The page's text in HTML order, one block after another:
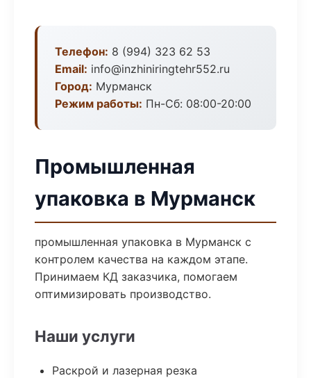
Телефон: 8 (994) 323 62 53
Email: info@inzhiniringtehr552.ru
Город: Мурманск
Режим работы: Пн-Сб: 08:00-20:00
Промышленная
упаковка в Мурманск
промышленная упаковка в Мурманск с
контролем качества на каждом этапе.
Принимаем КД заказчика, помогаем
оптимизировать производство.
Наши услуги
Раскрой и лазерная резка